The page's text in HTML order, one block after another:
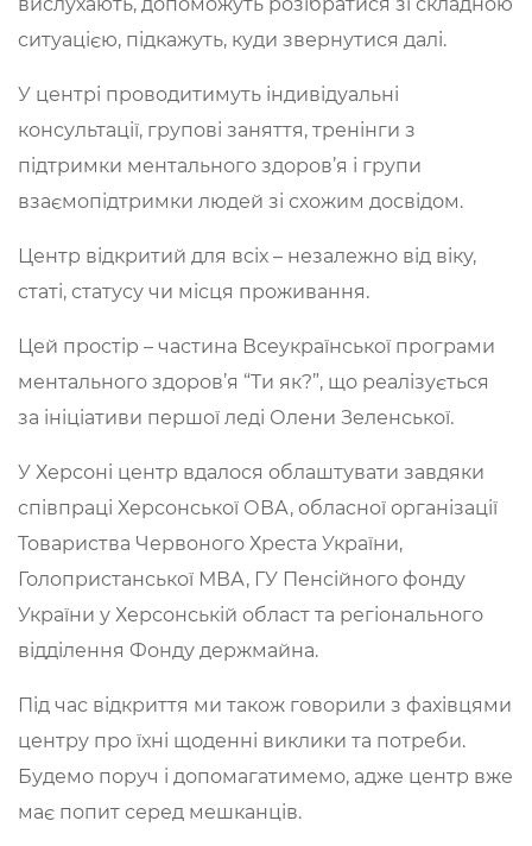
ситуацією, підкажуть, куди звернутися далі.
У центрі проводитимуть індивідуальні
консультації, групові заняття, тренінги з
підтримки ментального здоров’я і групи
взаємопідтримки людей зі схожим досвідом.
Центр відкритий для всіх – незалежно від віку,
статі, статусу чи місця проживання.
Цей простір – частина Всеукраїнської програми
ментального здоров’я “Ти як?”, що реалізується
за ініціативи першої леді Олени Зеленської.
У Херсоні центр вдалося облаштувати завдяки
співпраці Херсонської ОВА, обласної організації
Товариства Червоного Хреста України,
Голопристанської МВА, ГУ Пенсійного фонду
України у Херсонській област та регіонального
відділення Фонду держмайна.
Під час відкриття ми також говорили з фахівцями
центру про їхні щоденні виклики та потреби.
Будемо поруч і допомагатимемо, адже центр вже
має попит серед мешканців.